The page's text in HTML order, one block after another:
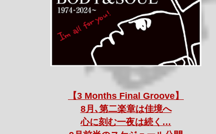
【3 Months Final Groove】
8月､第二楽章は佳境へ
心に刻む一夜は続く…